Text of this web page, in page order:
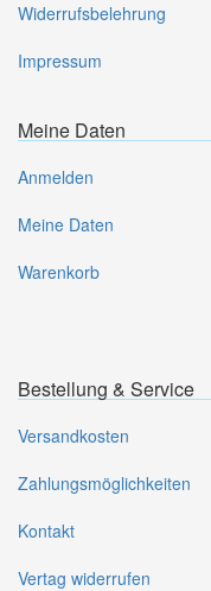
Widerrufsbelehrung
Impressum
Meine Daten
Anmelden
Meine Daten
Warenkorb
Bestellung & Service
Versandkosten
Zahlungsmöglichkeiten
Kontakt
Vertag widerrufen